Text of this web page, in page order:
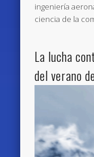
ingeniería
ciencia de la
La lucha
del verano